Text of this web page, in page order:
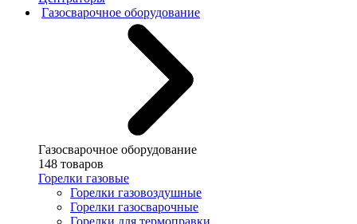
Газосварочное оборудование
Газосварочное оборудование
148 товаров
Горелки газовые
Горелки газовоздушные
Горелки газосварочные
Горелки для термоправки